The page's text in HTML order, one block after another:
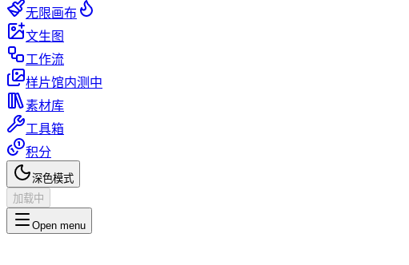
无限画布
文生图
工作流
样片馆内测中
素材库
工具箱
积分
深色模式
加载中
Open menu